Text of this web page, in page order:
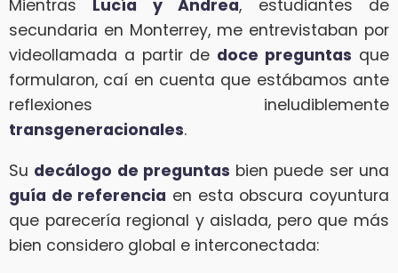
Mientras Lucía y Andrea, estudiantes de
secundaria en Monterrey, me entrevistaban por
videollamada a partir de doce preguntas que
formularon, caí en cuenta que estábamos ante
reflexiones ineludiblemente
transgeneracionales.
Su decálogo de preguntas bien puede ser una
guía de referencia en esta obscura coyuntura
que parecería regional y aislada, pero que más
bien considero global e interconectada: